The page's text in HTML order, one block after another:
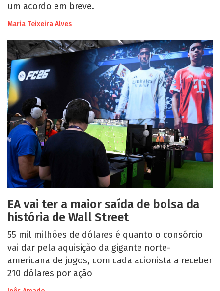
um acordo em breve.
Maria Teixeira Alves
EA vai ter a maior saída de bolsa da
história de Wall Street
55 mil milhões de dólares é quanto o consórcio
vai dar pela aquisição da gigante norte-
americana de jogos, com cada acionista a receber
210 dólares por ação